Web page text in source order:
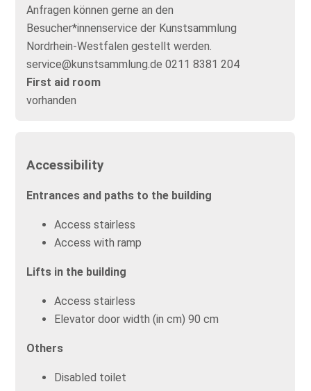
Anfragen können gerne an den
Besucher*innenservice der Kunstsammlung
Nordrhein-Westfalen gestellt werden.
service@kunstsammlung.de 0211 8381 204
First aid room
vorhanden
Accessibility
Entrances and paths to the building
Access stairless
Access with ramp
Lifts in the building
Access stairless
Elevator door width (in cm) 90 cm
Others
Disabled toilet